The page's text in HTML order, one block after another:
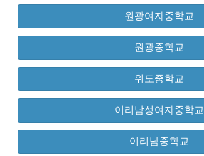
원광여자중학교
원광중학교
위도중학교
이리남성여자중학교
이리남중학교